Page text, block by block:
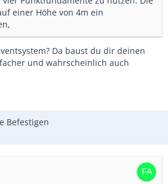
einer Höhe von 4m ein
Da baust du dir deinen
und wahrscheinlich auch
Befestigen